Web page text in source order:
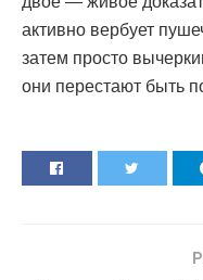
активно вербует
затем просто
они перестают быть